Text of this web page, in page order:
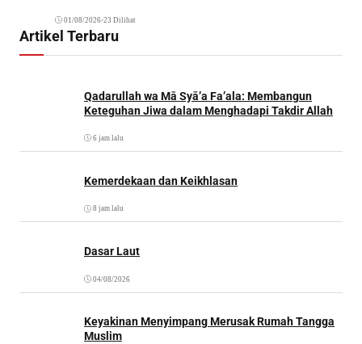
01/08/2026•23 Dilihat
Artikel Terbaru
Qadarullah wa Mā Syā’a Fa’ala: Membangun
Keteguhan Jiwa dalam Menghadapi Takdir Allah
6 jam lalu
Kemerdekaan dan Keikhlasan
8 jam lalu
Dasar Laut
04/08/2026
Keyakinan Menyimpang Merusak Rumah Tangga
Muslim